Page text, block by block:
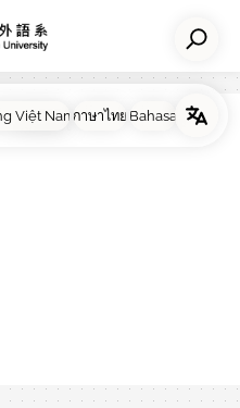
系所概況